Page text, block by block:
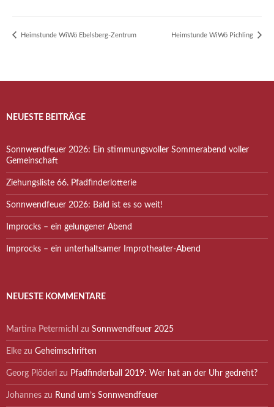
Heimstunde WiWö Ebelsberg-Zentrum Heimstunde WiWö Pichling
NEUESTE BEITRÄGE
Sonnwendfeuer 2026: Ein stimmungsvoller Sommerabend voller
Gemeinschaft
Ziehungsliste 66. Pfadfinderlotterie
Sonnwendfeuer 2026: Bald ist es so weit!
Improcks – ein gelungener Abend
Improcks – ein unterhaltsamer Improtheater-Abend
NEUESTE KOMMENTARE
Martina Petermichl zu Sonnwendfeuer 2025
Elke zu Geheimschriften
Georg Plöderl zu Pfadfinderball 2019: Wer hat an der Uhr gedreht?
Johannes zu Rund um’s Sonnwendfeuer